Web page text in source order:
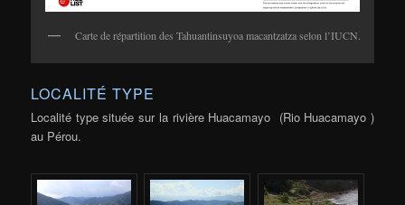
Carte de répartition des Tahuantinsuyoa macantzatza selon l’IUCN.
LOCALITÉ TYPE
Localité type située sur la rivière Huacamayo (Rio Huacamayo )
au Pérou.